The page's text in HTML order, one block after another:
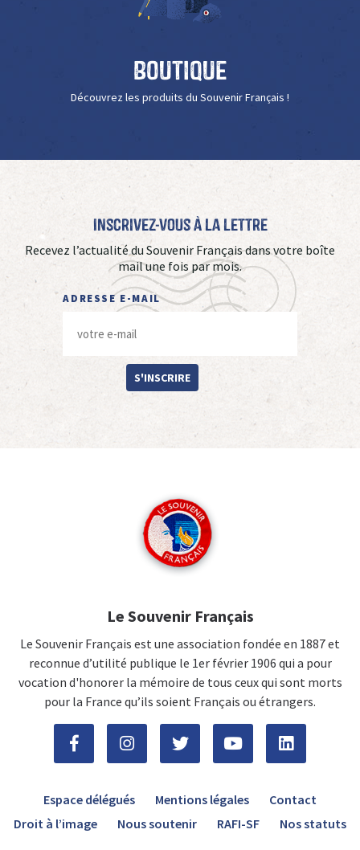
Boutique
Découvrez les produits du Souvenir Français !
Inscrivez-vous à La Lettre
Recevez l’actualité du Souvenir Français dans votre boîte
mail une fois par mois.
ADRESSE E-MAIL
S'INSCRIRE
Le Souvenir Français
Le Souvenir Français est une association fondée en 1887 et
reconnue d’utilité publique le 1er février 1906 qui a pour
vocation d'honorer la mémoire de tous ceux qui sont morts
pour la France qu’ils soient Français ou étrangers.
Espace délégués Mentions légales
Contact
Droit à l’image
Nous soutenir RAFI-SF Nos statuts